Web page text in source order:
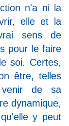
n'a ni la
elle et la
sens de
pour le faire
soi. Certes,
être, telles
venir de sa
dynamique,
y peut